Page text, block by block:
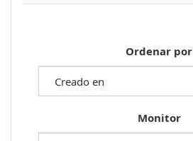
Ordenar por
Monitor